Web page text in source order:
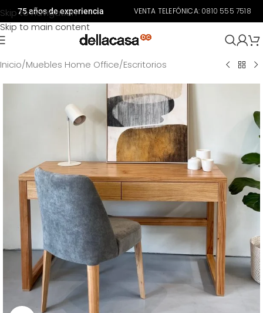
Skip to navigation
Skip to main content
75 años de experiencia VENTA TELEFÓNICA: 0810 555 7518
Inicio/Muebles Home Office/Escritorios